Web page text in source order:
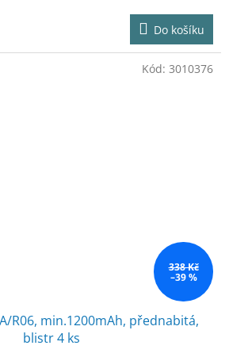
Do košíku
338 Kč
–39 %
R06, min.1200mAh, přednabitá,
blistr 4 ks
Kód: 3010376